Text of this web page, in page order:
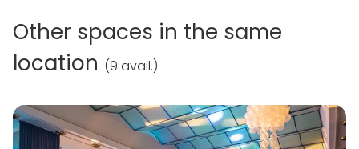
Other spaces in the same
location (9 avail.)